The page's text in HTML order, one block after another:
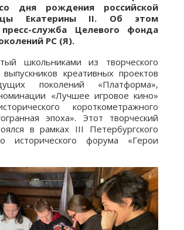
дня рождения российской
Екатерины II.
Об этом
служба Целевого фонда
РС (Я).
школьниками из творческого
креативных проектов
поколений «Платформа»,
«Лучшее игровое кино»
короткометражного
эпоха». Этот творческий
в рамках III Петербургского
исторического форума «Герои